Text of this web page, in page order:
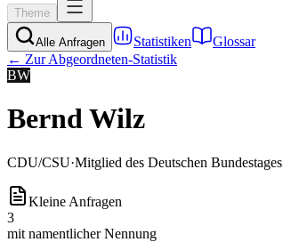
Theme
Alle Anfragen Statistiken
Glossar
← Zur Abgeordneten-Statistik
BW
Bernd Wilz
CDU/CSU·Mitglied des Deutschen Bundestages
Kleine Anfragen
3
mit namentlicher Nennung